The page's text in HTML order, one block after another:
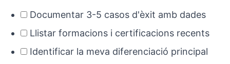
Documentar 3-5 casos d'èxit amb dades
Llistar formacions i certificacions recents
Identificar la meva diferenciació principal